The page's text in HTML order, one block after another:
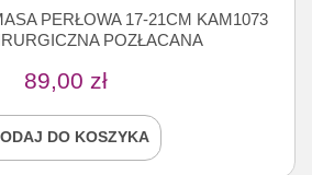
PERŁOWA 17-21CM KAM1073
POZŁACANA
89,00 zł
DO KOSZYKA